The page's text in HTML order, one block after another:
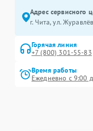
Адрес сервисного
г. Чита, ул.
Горячая линия
+7 (800) 301-55-83
Время работы
Ежедневно с 9:00